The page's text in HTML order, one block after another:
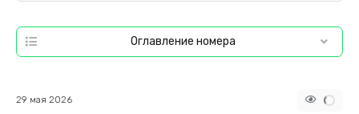
Оглавление номера
29 мая 2026